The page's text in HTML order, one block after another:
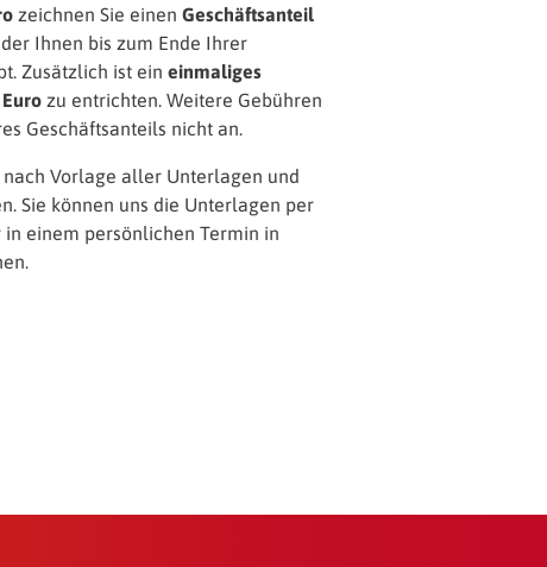
zeichnen Sie einen Geschäftsanteil
Ihnen bis zum Ende Ihrer
Zusätzlich ist ein einmaliges
zu entrichten. Weitere Gebühren
Geschäftsanteils nicht an.
Vorlage aller Unterlagen und
Sie können uns die Unterlagen per
einem persönlichen Termin in